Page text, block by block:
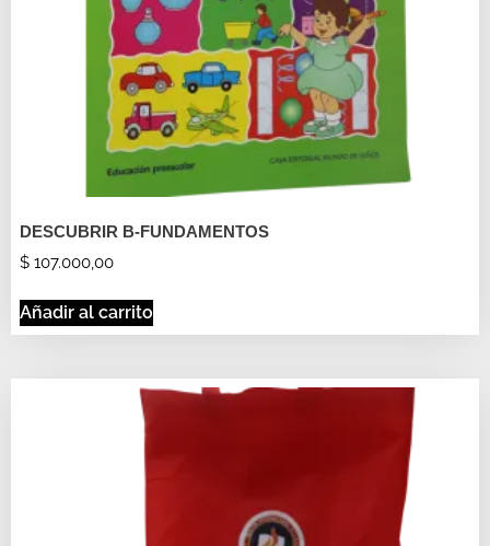
DESCUBRIR B-FUNDAMENTOS
$ 107.000,00
Añadir al carrito